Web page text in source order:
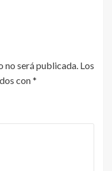
no será publicada. Los
con*